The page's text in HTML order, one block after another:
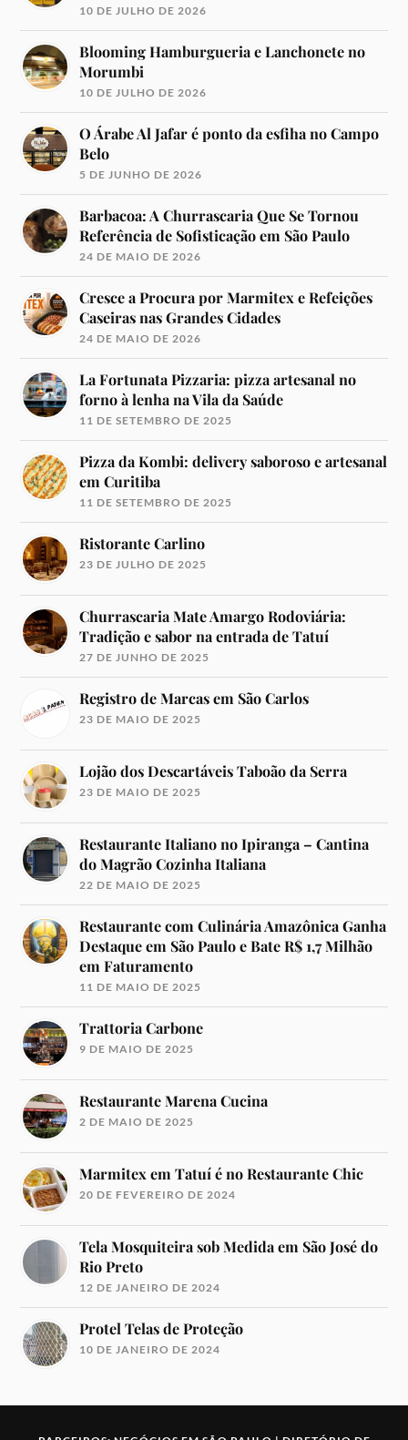
10 DE JULHO DE 2026
Blooming Hamburgueria e Lanchonete no
Morumbi
10 DE JULHO DE 2026
O Árabe Al Jafar é ponto da esfiha no Campo
Belo
5 DE JUNHO DE 2026
Barbacoa: A Churrascaria Que Se Tornou
Referência de Sofisticação em São Paulo
24 DE MAIO DE 2026
Cresce a Procura por Marmitex e Refeições
Caseiras nas Grandes Cidades
24 DE MAIO DE 2026
La Fortunata Pizzaria: pizza artesanal no
forno à lenha na Vila da Saúde
11 DE SETEMBRO DE 2025
Pizza da Kombi: delivery saboroso e artesanal
em Curitiba
11 DE SETEMBRO DE 2025
Ristorante Carlino
23 DE JULHO DE 2025
Churrascaria Mate Amargo Rodoviária:
Tradição e sabor na entrada de Tatuí
27 DE JUNHO DE 2025
Registro de Marcas em São Carlos
23 DE MAIO DE 2025
Lojão dos Descartáveis Taboão da Serra
23 DE MAIO DE 2025
Restaurante Italiano no Ipiranga – Cantina
do Magrão Cozinha Italiana
22 DE MAIO DE 2025
Restaurante com Culinária Amazônica Ganha
Destaque em São Paulo e Bate R$ 1,7 Milhão
em Faturamento
11 DE MAIO DE 2025
Trattoria Carbone
9 DE MAIO DE 2025
Restaurante Marena Cucina
2 DE MAIO DE 2025
Marmitex em Tatuí é no Restaurante Chic
20 DE FEVEREIRO DE 2024
Tela Mosquiteira sob Medida em São José do
Rio Preto
12 DE JANEIRO DE 2024
Protel Telas de Proteção
10 DE JANEIRO DE 2024